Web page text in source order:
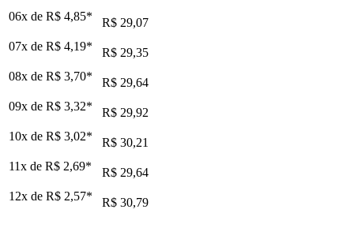
06x de R$ 4,85*
R$ 29,07
07x de R$ 4,19*
R$ 29,35
08x de R$ 3,70*
R$ 29,64
09x de R$ 3,32*
R$ 29,92
10x de R$ 3,02*
R$ 30,21
11x de R$ 2,69*
R$ 29,64
12x de R$ 2,57* R$ 30,79